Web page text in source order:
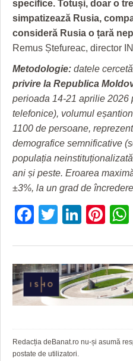
specifice. Totuși, doar o
simpatizează Rusia,
consideră Rusia o țară
Remus Ștefureac, director
Metodologie: datele
privire la Republica
perioada 14-21 aprilie 2026
telefonice), volumul
1100 de persoane,
demografice semnificative
populația
ani și peste. Eroarea
±3%, la un grad de
Facebook
Twitter
Redacția deBanat.ro nu-și asumă
postate de utilizatori.